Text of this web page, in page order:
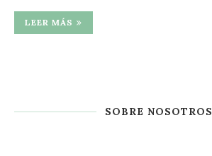
LEER MÁS
SOBRE NOSOTROS